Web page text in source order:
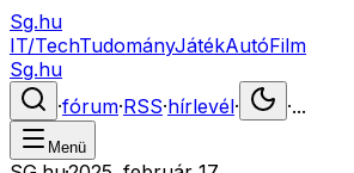
Sg.hu
IT/TechTudományJátékAutóFilm
Sg.hu
·fórum·RSS·hírlevél· ·...
Menü